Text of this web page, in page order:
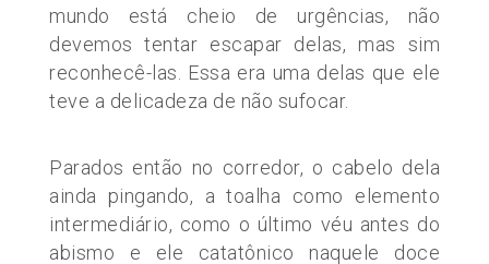
mundo está cheio de urgências, não
devemos tentar escapar delas, mas sim
reconhecê-las. Essa era uma delas que ele
teve a delicadeza de não sufocar.
Parados então no corredor, o cabelo dela
ainda pingando, a toalha como elemento
intermediário, como o último véu antes do
abismo e ele catatônico naquele doce